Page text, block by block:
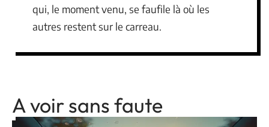
qui, le moment venu, se faufile là où les
autres restent sur le carreau.
A voir sans faute